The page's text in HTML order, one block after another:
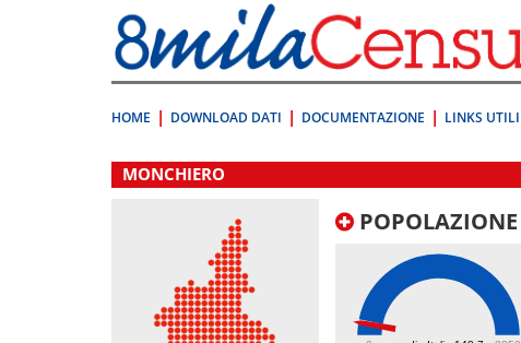
direttamente
a:
Contenuto
HOME DOWNLOAD DATI DOCUMENTAZIONE LINKS UTILI
.
MONCHIERO
POPOLAZIONE